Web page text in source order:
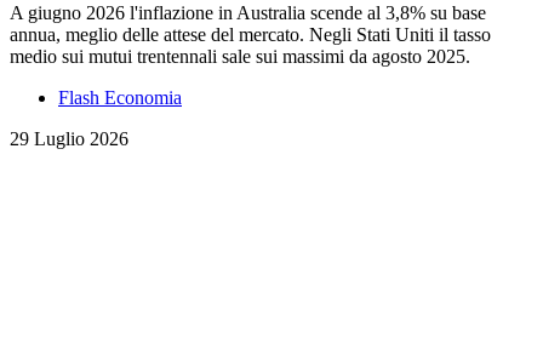
A giugno 2026 l'inflazione in Australia scende al 3,8% su base
annua, meglio delle attese del mercato. Negli Stati Uniti il tasso
medio sui mutui trentennali sale sui massimi da agosto 2025.
Flash Economia
29 Luglio 2026